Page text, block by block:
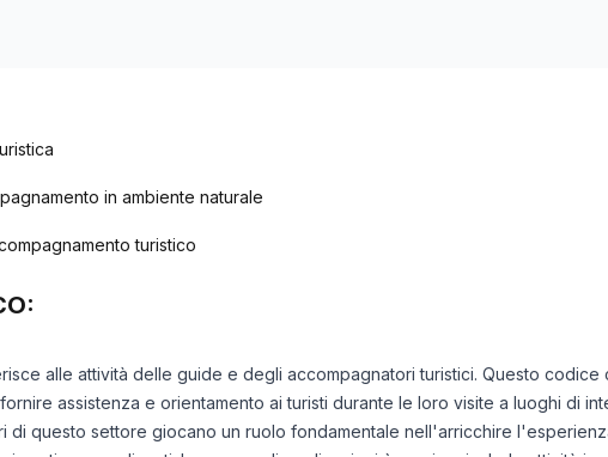
in ambiente naturale
turistico
alle attività delle guide e degli accompagnatori turistici. Questo codice
assistenza e orientamento ai turisti durante le loro visite a luoghi di
di questo settore giocano un ruolo fondamentale nell'arricchire